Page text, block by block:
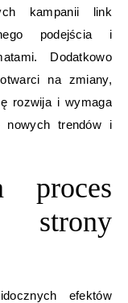
kampanii link
podejścia i
Dodatkowo
na zmiany,
rozwija i wymaga
nowych trendów i
proces
strony
efektów